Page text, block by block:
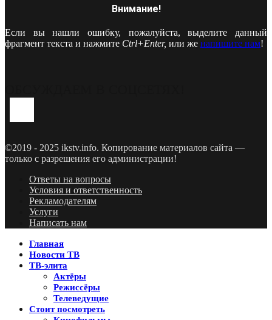
Внимание!
Если вы нашли ошибку, пожалуйста, выделите данный
фрагмент текста и нажмите Ctrl+Enter, или же напишите нам!
©2019 - 2025 ikstv.info. Копирование материалов сайта —
только с разрешения его администрации!
Ответы на вопросы
Условия и ответственность
Рекламодателям
Услуги
Написать нам
Главная
Новости ТВ
ТВ-элита
Актёры
Режиссёры
Телеведущие
Стоит посмотреть